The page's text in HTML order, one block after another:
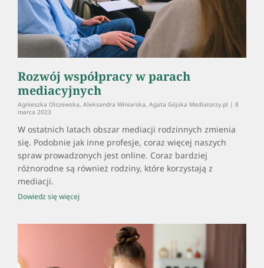
Rozwój współpracy w parach
mediacyjnych
Agnieszka Olszewska, Aleksandra Winiarska, Agata Gójska Mediatorzy.pl
8
marca 2023
W ostatnich latach obszar mediacji rodzinnych zmienia
się. Podobnie jak inne profesje, coraz więcej naszych
spraw prowadzonych jest online. Coraz bardziej
różnorodne są również rodziny, które korzystają z
mediacji.
Dowiedz się więcej